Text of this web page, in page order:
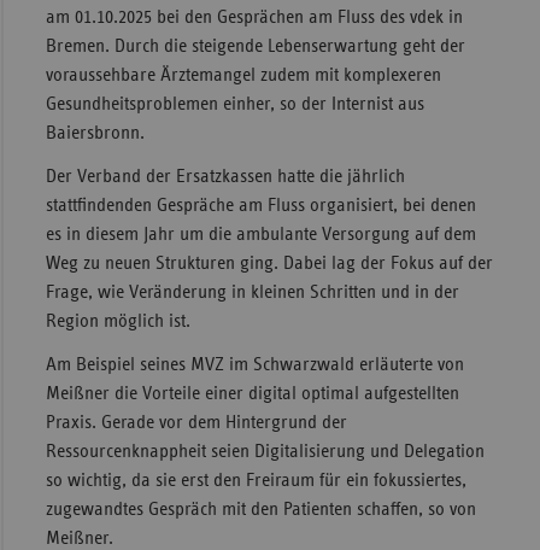
am 01.10.2025 bei den Gesprächen am Fluss des vdek in
Bremen. Durch die steigende Lebenserwartung geht der
voraussehbare Ärztemangel zudem mit komplexeren
Gesundheitsproblemen einher, so der Internist aus
Baiersbronn.
Der Verband der Ersatzkassen hatte die jährlich
stattfindenden Gespräche am Fluss organisiert, bei denen
es in diesem Jahr um die ambulante Versorgung auf dem
Weg zu neuen Strukturen ging. Dabei lag der Fokus auf der
Frage, wie Veränderung in kleinen Schritten und in der
Region möglich ist.
Am Beispiel seines MVZ im Schwarzwald erläuterte von
Meißner die Vorteile einer digital optimal aufgestellten
Praxis. Gerade vor dem Hintergrund der
Ressourcenknappheit seien Digitalisierung und Delegation
so wichtig, da sie erst den Freiraum für ein fokussiertes,
zugewandtes Gespräch mit den Patienten schaffen, so von
Meißner.